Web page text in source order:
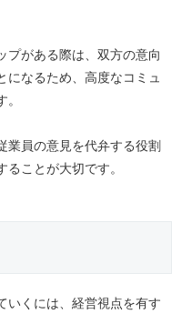
プがある際は、双方の意向
になるため、高度なコミュ
業員の意見を代弁する役割
ことが大切です。
いくには、経営視点を有す